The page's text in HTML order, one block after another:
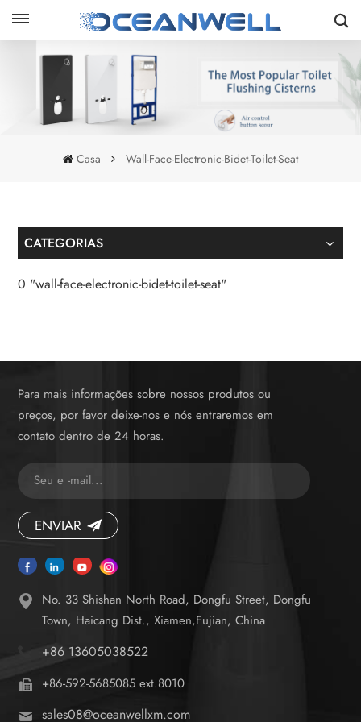
Casa Wall-Face-Electronic-Bidet-Toilet-Seat
CATEGORIAS
0 "wall-face-electronic-bidet-toilet-seat"
Para mais informações sobre nossos produtos ou
preços, por favor deixe-nos e nós entraremos em
contato dentro de 24 horas.
ENVIAR
No. 33 Shishan North Road, Dongfu Street, Dongfu
Town, Haicang Dist., Xiamen,Fujian, China
+86 13605038522
+86-592-5685085 ext.8010
sales08@oceanwellxm.com